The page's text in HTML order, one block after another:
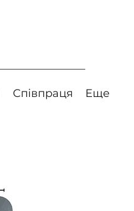
Співпраця Еще